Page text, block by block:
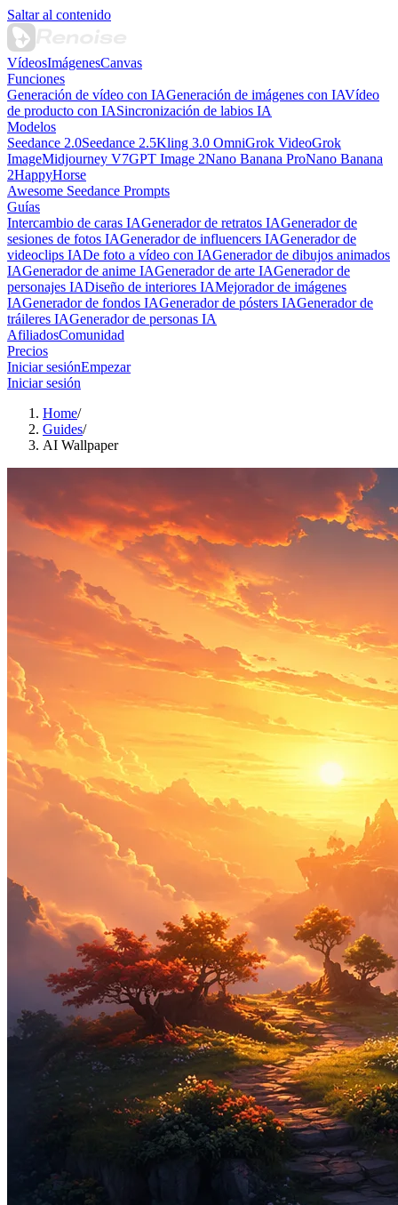
Saltar al contenido
VídeosImágenesCanvas
Funciones
Generación de vídeo con IAGeneración de imágenes con IAVídeo
de producto con IASincronización de labios IA
Modelos
Seedance 2.0Seedance 2.5Kling 3.0 OmniGrok VideoGrok
ImageMidjourney V7GPT Image 2Nano Banana ProNano Banana
2HappyHorse
Awesome Seedance Prompts
Guías
Intercambio de caras IAGenerador de retratos IAGenerador de
sesiones de fotos IAGenerador de influencers IAGenerador de
videoclips IADe foto a vídeo con IAGenerador de dibujos animados
IAGenerador de anime IAGenerador de arte IAGenerador de
personajes IADiseño de interiores IAMejorador de imágenes
IAGenerador de fondos IAGenerador de pósters IAGenerador de
tráileres IAGenerador de personas IA
AfiliadosComunidad
Precios
Iniciar sesiónEmpezar
Iniciar sesión
Home/
Guides/
AI Wallpaper